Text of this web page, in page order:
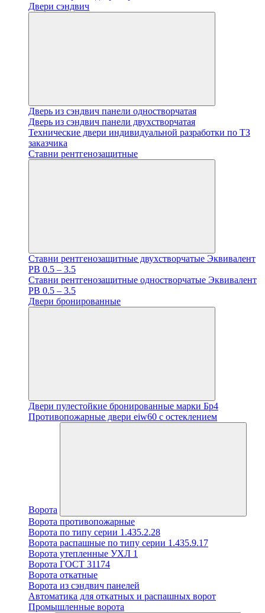
Двери сэндвич
Дверь из сэндвич панели одностворчатая
Дверь из сэндвич панели двухстворчатая
Технические двери индивидуальной разработки по ТЗ
заказчика
Ставни рентгенозащитные
Ставни рентгенозащитные двухстворчатые Эквивалент
PB 0.5 – 3.5
Ставни рентгенозащитные одностворчатые Эквивалент
PB 0.5 – 3.5
Двери бронированные
Двери пулестойкие бронированные марки Бр4
Противопожарные двери eiw60 с остеклением
Ворота
Ворота противопожарные
Ворота по типу серии 1.435.2.28
Ворота распашные по типу серии 1.435.9.17
Ворота утепленные УХЛ 1
Ворота ГОСТ 31174
Ворота откатные
Ворота из сэндвич панелей
Автоматика для откатных и распашных ворот
Промышленные ворота